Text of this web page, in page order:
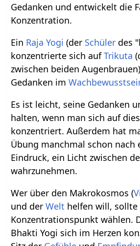
Gedanken und entwickelt die
Konzentration.
Ein Raja Yogi (der Schüler des
konzentrierte sich aufTrikuta
zwischen beiden
Gedanken im
Es ist leicht, seine Gedanken
halten, wenn man sich auf
konzentriert. Außerdem hat
Übung manchmal schon nach
Eindruck, ein Licht zwischen
wahrzunehmen.
Wer über den Makrokosmos (
und derWelt helfen will, sollte
Konzentrationspunkt wählen.
Bhakti Yogi sich im Herzen